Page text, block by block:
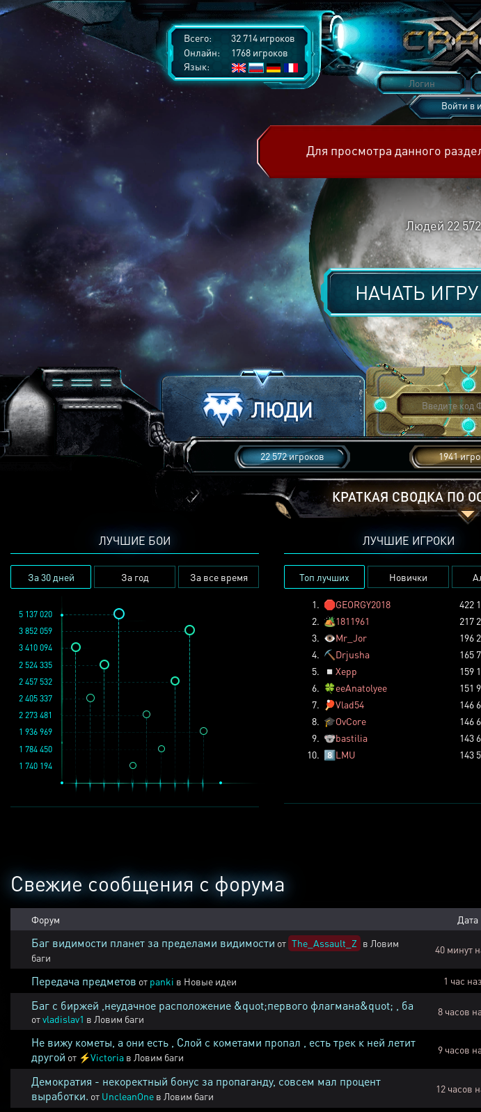
Всего:
32 714 игроков
Онлайн:
1768 игроков
Язык:
Войти в
Для просмотра данного
Людей 22 572
НАЧАТЬ
22 572 игроков 1941
КРАТКАЯ СВОДКА ПО
ЛУЧШИЕ БОИ
За 30 дней За год За все время
1 936 969
3 852 059
2 457 532
1 784 450
2 273 481
1 740 194
5 137 020
2 524 335
2 405 337
3 410 094
ЛУЧШИЕ ИГРОКИ
Топ лучших Новички
1. 🛑GEORGY2018
422
2. 🏕️1811961
217
3. 👁️Mr_Jor
196
4. ⛏️ Drjusha
165
5.
◽ Xepp
159
6. 🍀eeAnatolyee
151
7.
🏓Vlad54
146
8. 🎓OvCore
146
9. 🐨bastilia
143
10. 8️⃣LMU 143
Свежие сообщения с форума
Форум Дата
Баг видимости планет за пределами видимости от The_Assault_Z в Ловим
баги
40 минут
Передача предметов от panki в Новые идеи 1 час
Баг с биржей ,неудачное расположение &quot;первого флагмана&quot; , ба
отvladislav1 в Ловим баги
8 часов
Не вижу кометы, а они есть , Слой с кометами пропал , есть трек к ней летит
другой от ⚡Victoria в Ловим баги
9 часов
Демократия - некоректный бонус за пропаганду, совсем мал процент
выработки. от UncleanOne в Ловим баги
12 часов